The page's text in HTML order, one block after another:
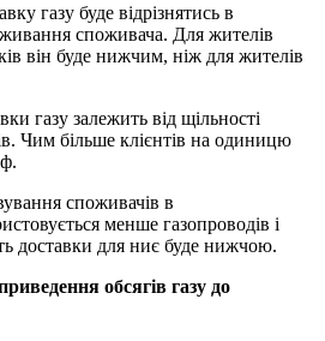
газу буде відрізнятись в
споживача. Для жителів
він буде нижчим, ніж для жителів
газу залежить від щільності
Чим більше клієнтів на одиницю
споживачів в
менше газопроводів і
доставки для ниє буде нижчою.
обсягів газу до